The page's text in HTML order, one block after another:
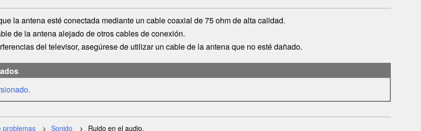
la antena esté conectada mediante un cable coaxial de 75 ohm de alta calidad.
de la antena alejado de otros cables de conexión.
del televisor, asegúrese de utilizar un cable de la antena que no esté dañado.
problemas Sonido Ruido en el audio.